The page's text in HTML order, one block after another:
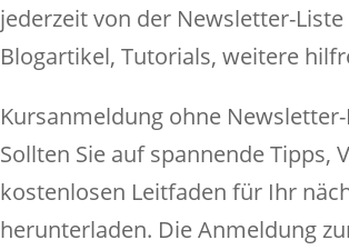
jederzeit von der Newsletter-
Blogartikel, Tutorials, weitere
Kursanmeldung ohne
Sollten Sie auf spannende
kostenlosen Leitfaden für Ihr
herunterladen. Die Anmeldung